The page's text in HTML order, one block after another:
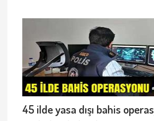
45 ilde yasa dışı bahis